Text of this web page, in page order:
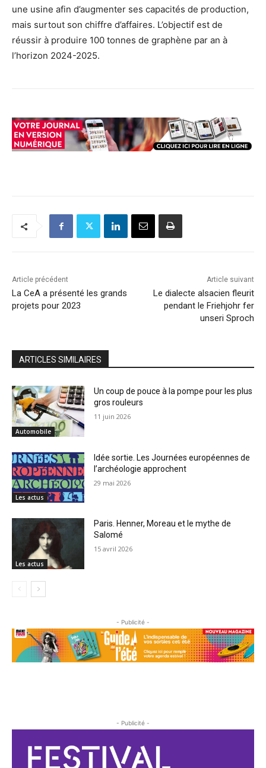
une usine afin d’augmenter ses capacités de production,
mais surtout son chiffre d’affaires. L’objectif est de
réussir à produire 100 tonnes de graphène par an à
l’horizon 2024-2025.
Article précédent
La CeA a présenté les grands
projets pour 2023
Article suivant
Le dialecte alsacien fleurit
pendant le Friehjohr fer
unseri Sproch
ARTICLES SIMILAIRES
Automobile
Un coup de pouce à la pompe pour les plus
gros rouleurs
11 juin 2026
Les actus
Idée sortie. Les Journées européennes de
l’archéologie approchent
29 mai 2026
Les actus
Paris. Henner, Moreau et le mythe de
Salomé
15 avril 2026
- Publicité -
- Publicité -